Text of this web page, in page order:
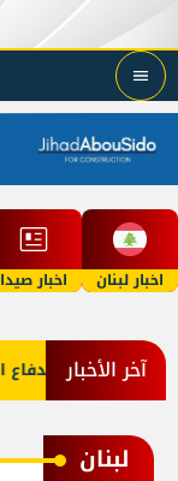
اخبار لبنان اخبار صيدا
آخر الأخبار
مكة للدفاع
لبنان